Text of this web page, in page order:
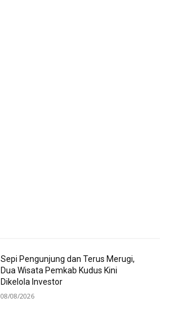
Sepi Pengunjung dan Terus Merugi,
Dua Wisata Pemkab Kudus Kini
Dikelola Investor
08/08/2026